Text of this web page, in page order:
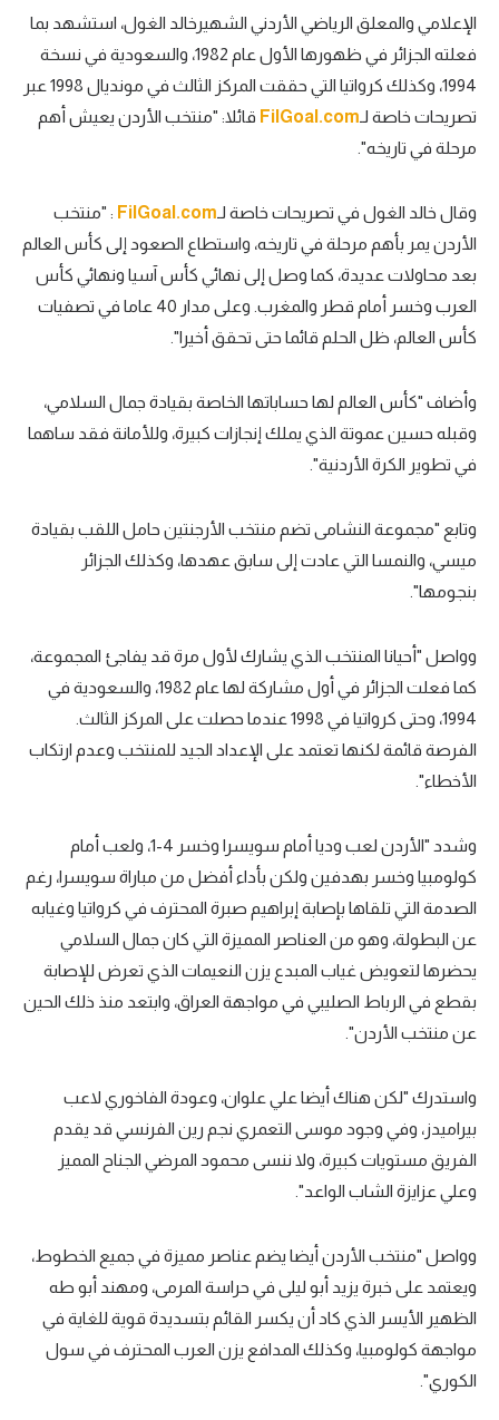
فيديو في الجول
الإعلامي والمعلق الرياضي الأردني الشهيرخالد الغول، استشهد بما
فعلته الجزائر في ظهورها الأول عام 1982، والسعودية في نسخة
1994، وكذلك كرواتيا التي حققت المركز الثالث في مونديال 1998 عبر
تصريحات خاصة لـ FilGoal.com قائلا: "منتخب الأردن يعيش أهم
مرحلة في تاريخه".
وقال خالد الغول في تصريحات خاصة لـ FilGoal.com : "منتخب
الأردن يمر بأهم مرحلة في تاريخه، واستطاع الصعود إلى كأس العالم
بعد محاولات عديدة، كما وصل إلى نهائي كأس آسيا ونهائي كأس
العرب وخسر أمام قطر والمغرب. وعلى مدار 40 عاما في تصفيات
كأس العالم، ظل الحلم قائما حتى تحقق أخيرا".
وأضاف "كأس العالم لها حساباتها الخاصة بقيادة جمال السلامي،
وقبله حسين عموتة الذي يملك إنجازات كبيرة، وللأمانة فقد ساهما
في تطوير الكرة الأردنية".
وتابع "مجموعة النشامى تضم منتخب الأرجنتين حامل اللقب بقيادة
ميسي، والنمسا التي عادت إلى سابق عهدها، وكذلك الجزائر
بنجومها".
وواصل "أحيانا المنتخب الذي يشارك لأول مرة قد يفاجئ المجموعة،
كما فعلت الجزائر في أول مشاركة لها عام 1982، والسعودية في
1994، وحتى كرواتيا في 1998 عندما حصلت على المركز الثالث.
الفرصة قائمة لكنها تعتمد على الإعداد الجيد للمنتخب وعدم ارتكاب
الأخطاء".
وشدد "الأردن لعب وديا أمام سويسرا وخسر 4-1، ولعب أمام
كولومبيا وخسر بهدفين ولكن بأداء أفضل من مباراة سويسرا، رغم
الصدمة التي تلقاها بإصابة إبراهيم صبرة المحترف في كرواتيا وغيابه
عن البطولة، وهو من العناصر المميزة التي كان جمال السلامي
يحضرها لتعويض غياب المبدع يزن النعيمات الذي تعرض للإصابة
بقطع في الرباط الصليبي في مواجهة العراق، وابتعد منذ ذلك الحين
عن منتخب الأردن".
واستدرك "لكن هناك أيضا علي علوان، وعودة الفاخوري لاعب
بيراميدز، وفي وجود موسى التعمري نجم رين الفرنسي قد يقدم
الفريق مستويات كبيرة، ولا ننسى محمود المرضي الجناح المميز
وعلي عزايزة الشاب الواعد".
وواصل "منتخب الأردن أيضا يضم عناصر مميزة في جميع الخطوط،
ويعتمد على خبرة يزيد أبو ليلى في حراسة المرمى، ومهند أبو طه
الظهير الأيسر الذي كاد أن يكسر القائم بتسديدة قوية للغاية في
مواجهة كولومبيا، وكذلك المدافع يزن العرب المحترف في سول
الكوري".